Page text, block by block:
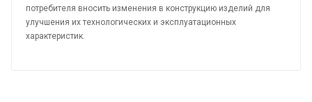
потребителя вносить изменения в конструкцию изделий для
улучшения их технологических и эксплуатационных
характеристик.